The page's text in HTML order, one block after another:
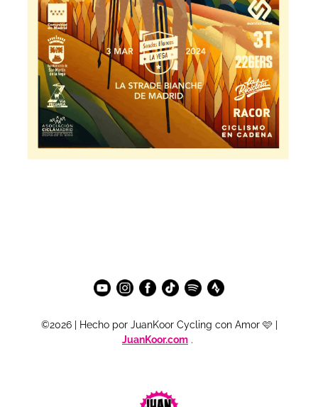
©2026 | Hecho por JuanKoor Cycling con Amor 🩷 |
JuanKoor.com .